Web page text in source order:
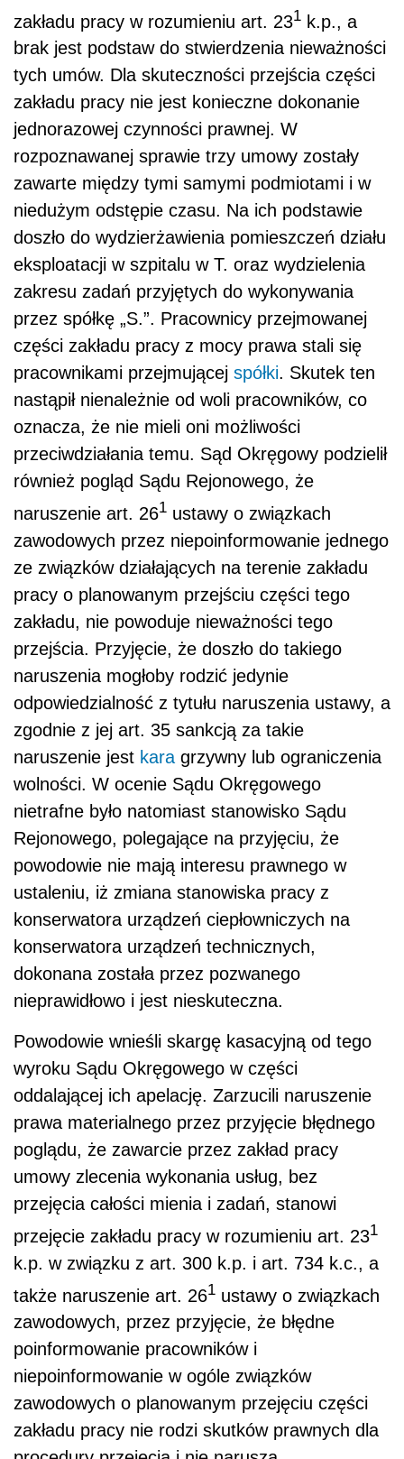
zakładu pracy w rozumieniu art. 231 k.p., a
brak jest podstaw do stwierdzenia nieważności
tych umów. Dla skuteczności przejścia części
zakładu pracy nie jest konieczne dokonanie
jednorazowej czynności prawnej. W
rozpoznawanej sprawie trzy umowy zostały
zawarte między tymi samymi podmiotami i w
niedużym odstępie czasu. Na ich podstawie
doszło do wydzierżawienia pomieszczeń działu
eksploatacji w szpitalu w T. oraz wydzielenia
zakresu zadań przyjętych do wykonywania
przez spółkę „S.”. Pracownicy przejmowanej
części zakładu pracy z mocy prawa stali się
pracownikami przejmującej spółki. Skutek ten
nastąpił nienależnie od woli pracowników, co
oznacza, że nie mieli oni możliwości
przeciwdziałania temu. Sąd Okręgowy podzielił
również pogląd Sądu Rejonowego, że
naruszenie art. 261 ustawy o związkach
zawodowych przez niepoinformowanie jednego
ze związków działających na terenie zakładu
pracy o planowanym przejściu części tego
zakładu, nie powoduje nieważności tego
przejścia. Przyjęcie, że doszło do takiego
naruszenia mogłoby rodzić jedynie
odpowiedzialność z tytułu naruszenia ustawy, a
zgodnie z jej art. 35 sankcją za takie
naruszenie jest kara grzywny lub ograniczenia
wolności. W ocenie Sądu Okręgowego
nietrafne było natomiast stanowisko Sądu
Rejonowego, polegające na przyjęciu, że
powodowie nie mają interesu prawnego w
ustaleniu, iż zmiana stanowiska pracy z
konserwatora urządzeń ciepłowniczych na
konserwatora urządzeń technicznych,
dokonana została przez pozwanego
nieprawidłowo i jest nieskuteczna.
Powodowie wnieśli skargę kasacyjną od tego
wyroku Sądu Okręgowego w części
oddalającej ich apelację. Zarzucili naruszenie
prawa materialnego przez przyjęcie błędnego
poglądu, że zawarcie przez zakład pracy
umowy zlecenia wykonania usług, bez
przejęcia całości mienia i zadań, stanowi
przejęcie zakładu pracy w rozumieniu art. 231
k.p. w związku z art. 300 k.p. i art. 734 k.c., a
także naruszenie art. 261 ustawy o związkach
zawodowych, przez przyjęcie, że błędne
poinformowanie pracowników i
niepoinformowanie w ogóle związków
zawodowych o planowanym przejęciu części
zakładu pracy nie rodzi skutków prawnych dla